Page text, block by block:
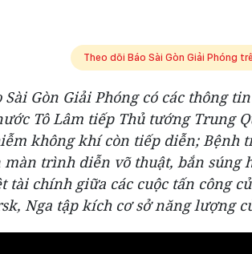
Theo dõi Báo Sài Gòn Giải Phóng
Gòn Giải Phóng có các thông
Tô Lâm tiếp Thủ tướng Trung
không khí còn tiếp diễn; Bệnh
màn trình diễn võ thuật, bắn súng
tài chính giữa các cuộc tấn công
Nga tập kích cơ sở năng lượng